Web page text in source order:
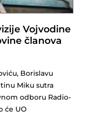
Vojvodine
članova
Borislavu
Miku sutra
odboru Radio-
će UO